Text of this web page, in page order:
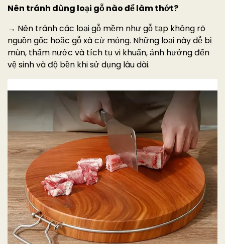
Nên tránh dùng loại gỗ nào để làm thớt?
→ Nên tránh các loại gỗ mềm như gỗ tạp không rõ
nguồn gốc hoặc gỗ xà cừ mỏng. Những loại này dễ bị
mùn, thấm nước và tích tụ vi khuẩn, ảnh hưởng đến
vệ sinh và độ bền khi sử dụng lâu dài.